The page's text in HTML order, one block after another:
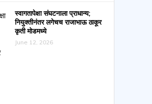
स्वागतापेक्षा संघटनाला प्राधान्य;
नियुक्तीनंतर लगेचच राजाभाऊ ठाकूर
कृती मोडमध्ये
June 12, 2026